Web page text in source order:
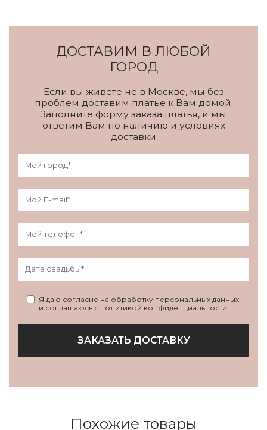
ДОСТАВИМ В ЛЮБОЙ
ГОРОД
Если вы живете не в Москве, мы без
проблем доставим платье к Вам домой.
Заполните форму заказа платья, и мы
ответим Вам по наличию и условиях
доставки
Я даю согласие на обработку персональных данных
и соглашаюсь с политикой конфиденциальности
ЗАКАЗАТЬ ДОСТАВКУ
Похожие товары